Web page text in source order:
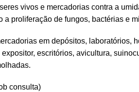
vivos e mercadorias contra a
proliferação de fungos, bactérias e
em depósitos, laboratórios,
escritórios, avicultura,
consulta)